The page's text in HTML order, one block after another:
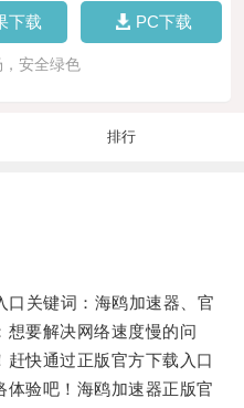
下载 PC下载
安全绿色
排行
关键词：海鸥加速器、官
想要解决网络速度慢的问
快通过正版官方下载入口
验吧！海鸥加速器正版官